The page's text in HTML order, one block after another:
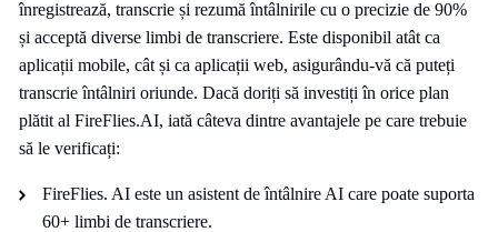
înregistrează, transcrie și rezumă întâlnirile cu o precizie de 90%
și acceptă diverse limbi de transcriere. Este disponibil atât ca
aplicații mobile, cât și ca aplicații web, asigurându-vă că puteți
transcrie întâlniri oriunde. Dacă doriți să investiți în orice plan
plătit al FireFlies.AI, iată câteva dintre avantajele pe care trebuie
să le verificați:
FireFlies. AI este un asistent de întâlnire AI care poate suporta
60+ limbi de transcriere.